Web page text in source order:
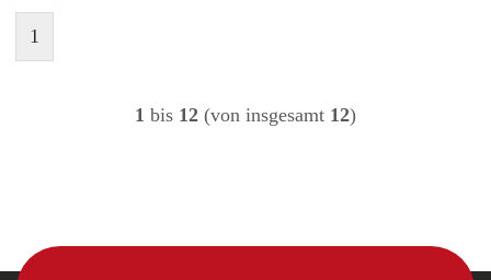
1
1 bis 12 (von insgesamt 12)